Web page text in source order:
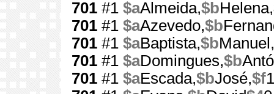
701 #1 $aAlmeida,$bHelena,
701 #1 $aAzevedo,$b
701 #1 $aBaptista,$bManuel,
701 #1 $aDomingues,$b
701 #1 $aEscada,$bJosé,$f